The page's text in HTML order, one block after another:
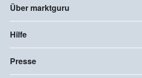
Über marktguru
Hilfe
Presse